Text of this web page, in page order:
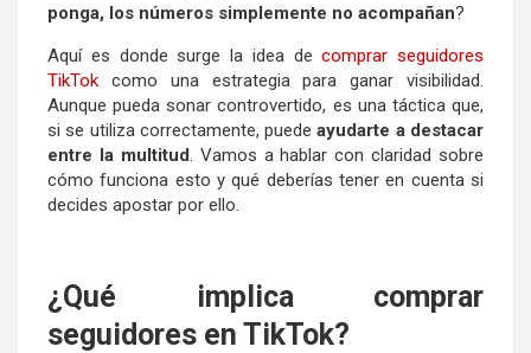
ponga, los números simplemente no acompañan?
Aquí es donde surge la idea decomprar seguidores
TikTok como una estrategia para ganar visibilidad.
Aunque pueda sonar controvertido, es una táctica que,
si se utiliza correctamente, puedeayudarte a destacar
entre la multitud. Vamos a hablar con claridad sobre
cómo funciona esto y qué deberías tener en cuenta si
decides apostar por ello.
¿Qué implica comprar
seguidores en TikTok?